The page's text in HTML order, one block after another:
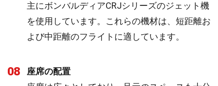
主にボンバルディアCRJシリーズのジェット機
を使用しています。これらの機材は、短距離お
よび中距離のフライトに適しています。
08
座席の配置